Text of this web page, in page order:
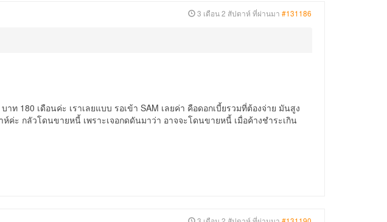
3 เดือน 2 สัปดาห์ ที่ผ่านมา #131186
ท 180 เดือนค่ะ เราเลยแบบ รอเข้า SAM เลยค่า คือดอกเบี้ยรวมที่ต้องจ่าย มันสูง
ะ กลัวโดนขายหนี้ เพราะเจอกดดันมาว่า อาจจะโดนขายหนี้ เมื่อค้างชำระเกิน